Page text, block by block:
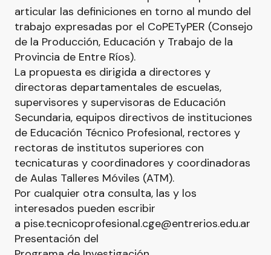
articular las definiciones en torno al mundo del
trabajo expresadas por el CoPETyPER (Consejo
de la Producción, Educación y Trabajo de la
Provincia de Entre Ríos).
La propuesta es dirigida a directores y
directoras departamentales de escuelas,
supervisores y supervisoras de Educación
Secundaria, equipos directivos de instituciones
de Educación Técnico Profesional, rectores y
rectoras de institutos superiores con
tecnicaturas y coordinadores y coordinadoras
de Aulas Talleres Móviles (ATM).
Por cualquier otra consulta, las y los
interesados pueden escribir
a pise.tecnicoprofesional.cge@entrerios.edu.ar
Presentación del